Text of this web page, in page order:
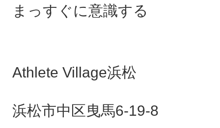
まっすぐに意識する
Athlete Village浜松
浜松市中区曳馬6-19-8